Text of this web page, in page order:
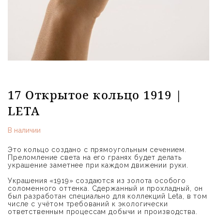
17 Открытое кольцо 1919 |
LETA
В наличии
Это кольцо создано с прямоугольным сечением.
Преломление света на его гранях будет делать
украшение заметнее при каждом движении руки.
Украшения «1919» создаются из золота особого
соломенного оттенка. Сдержанный и прохладный, он
был разработан специально для коллекций Leta, в том
числе с учётом требований к экологически
ответственным процессам добычи и производства.